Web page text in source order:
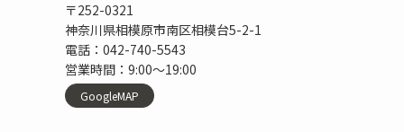
〒252-0321
神奈川県相模原市南区相模台5-2-1
電話：042-740-5543
営業時間：9:00〜19:00
GoogleMAP